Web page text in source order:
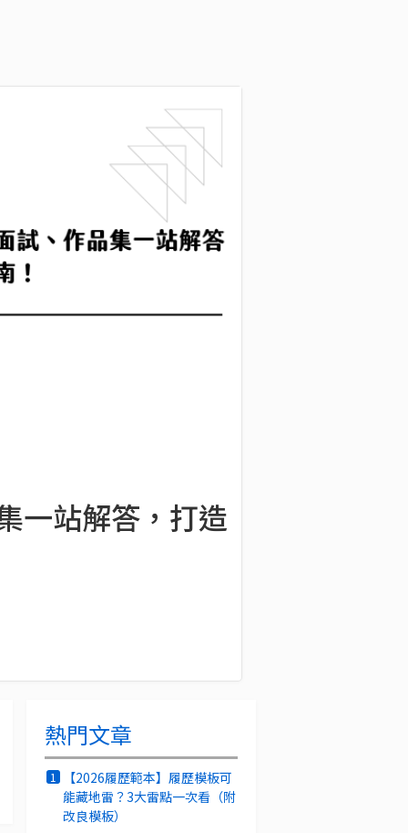
一站解答，打造
熱門文章
1
【2026履歷範本】履歷模板可
能藏地雷？3大雷點一次看（附
改良模板）